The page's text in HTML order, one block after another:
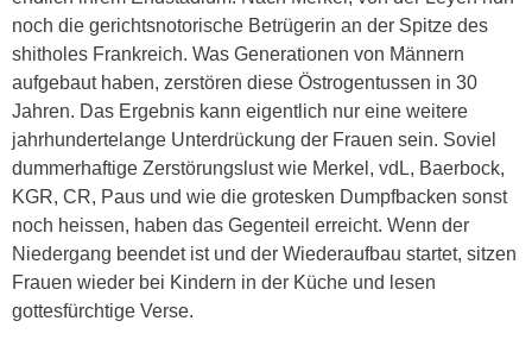
noch die gerichtsnotorische Betrügerin an der Spitze des
shitholes Frankreich. Was Generationen von Männern
aufgebaut haben, zerstören diese Östrogentussen in 30
Jahren. Das Ergebnis kann eigentlich nur eine weitere
jahrhundertelange Unterdrückung der Frauen sein. Soviel
dummerhaftige Zerstörungslust wie Merkel, vdL, Baerbock,
KGR, CR, Paus und wie die grotesken Dumpfbacken sonst
noch heissen, haben das Gegenteil erreicht. Wenn der
Niedergang beendet ist und der Wiederaufbau startet, sitzen
Frauen wieder bei Kindern in der Küche und lesen
gottesfürchtige Verse.